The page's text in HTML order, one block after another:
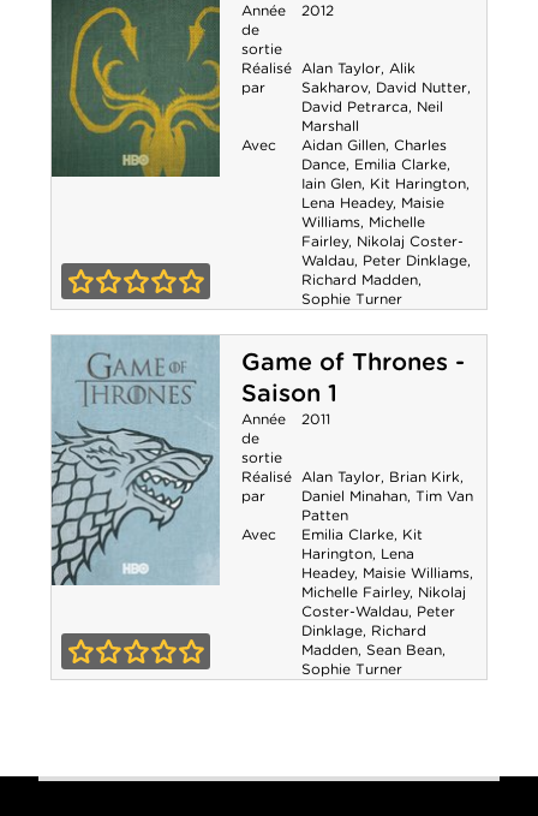
Année
de
sortie
2012
Réalisé
par
Alan Taylor, Alik
Sakharov, David Nutter,
David Petrarca, Neil
Marshall
Avec
Aidan Gillen, Charles
Dance, Emilia Clarke,
Iain Glen, Kit Harington,
Lena Headey, Maisie
Williams, Michelle
Fairley, Nikolaj Coster-
Waldau, Peter Dinklage,
Richard Madden,
Sophie Turner
Game of Thrones -
Saison 1
Thrones - Saison
1
Année
de
sortie
2011
Réalisé
par
Alan Taylor, Brian Kirk,
Daniel Minahan, Tim Van
Patten
Avec
Emilia Clarke, Kit
Harington, Lena
Headey, Maisie Williams,
Michelle Fairley, Nikolaj
Coster-Waldau, Peter
Dinklage, Richard
Madden, Sean Bean,
Sophie Turner